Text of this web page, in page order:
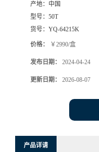
产地： 中国
型号： 50T
货号： YQ-64215K
价格： ￥2990/盒
发布日期： 2024-04-24
更新日期： 2026-08-07
产品详请